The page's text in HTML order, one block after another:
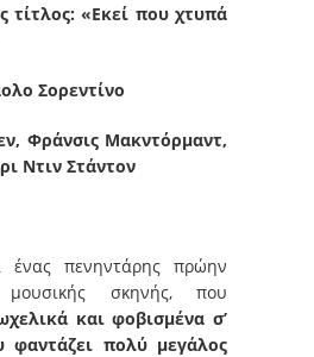
τίτλος: «Εκεί που χτυπά
Σορεντίνο
Φράνσις Μακντόρμαντ,
Ντιν Στάντον
ένας πενηντάρης πρώην
σκηνής, που
και φοβισμένα σ’
πολύ μεγάλος